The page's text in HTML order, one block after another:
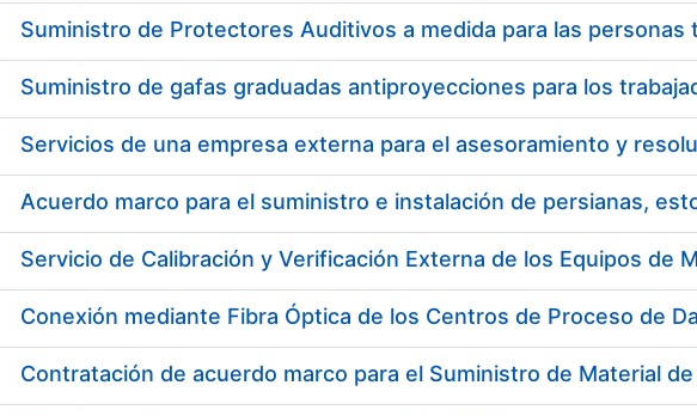
Mostrar/Ocultar
Acuerdo marco para el suministro e instalación de persianas,